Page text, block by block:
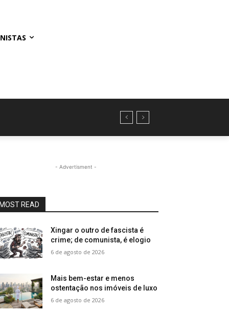
- Advertisment -
MOST READ
Xingar o outro de fascista é
crime; de comunista, é elogio
6 de agosto de 2026
Mais bem-estar e menos
ostentação nos imóveis de luxo
6 de agosto de 2026